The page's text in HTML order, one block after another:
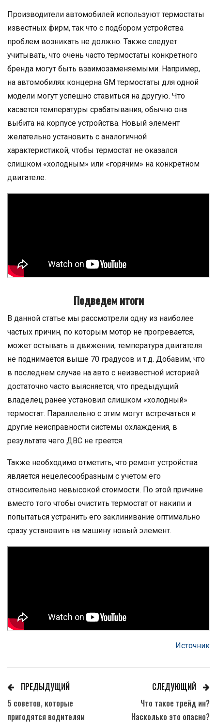
Производители автомобилей используют термостаты
известных фирм, так что с подбором устройства
проблем возникать не должно. Также следует
учитывать, что очень часто термостаты конкретного
бренда могут быть взаимозаменяемыми. Например,
на автомобилях концерна GM термостаты для одной
модели могут успешно ставиться на другую. Что
касается температуры срабатывания, обычно она
выбита на корпусе устройства. Новый элемент
желательно установить с аналогичной
характеристикой, чтобы термостат не оказался
слишком «холодным» или «горячим» на конкретном
двигателе.
Подведем итоги
В данной статье мы рассмотрели одну из наиболее
частых причин, по которым мотор не прогревается,
может остывать в движении, температура двигателя
не поднимается выше 70 градусов и т.д. Добавим, что
в последнем случае на авто с неизвестной историей
достаточно часто выясняется, что предыдущий
владелец ранее установил слишком «холодный»
термостат. Параллельно с этим могут встречаться и
другие неисправности системы охлаждения, в
результате чего ДВС не греется.
Также необходимо отметить, что ремонт устройства
является нецелесообразным с учетом его
относительно невысокой стоимости. По этой причине
вместо того чтобы очистить термостат от накипи и
попытаться устранить его заклинивание оптимально
сразу установить на машину новый элемент.
Источник
ПРЕДЫДУЩИЙ
5 советов, которые
пригодятся водителям
СЛЕДУЮЩИЙ
Что такое трейд ин?
Насколько это опасно?